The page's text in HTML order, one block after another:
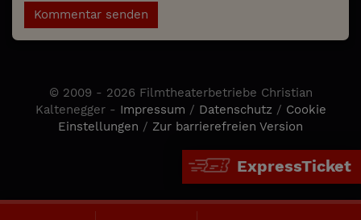
ExpressTicket
Kommentar senden
© 2009 - 2026 Filmtheaterbetriebe Christian
Kaltenegger - Impressum / Datenschutz / Cookie
Einstellungen / Zur barrierefreien Version